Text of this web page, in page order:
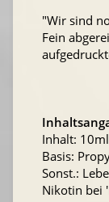
"Wir sind
Fein
Inhalt: 10ml
Basis:
Sonst.:
Nikotin bei